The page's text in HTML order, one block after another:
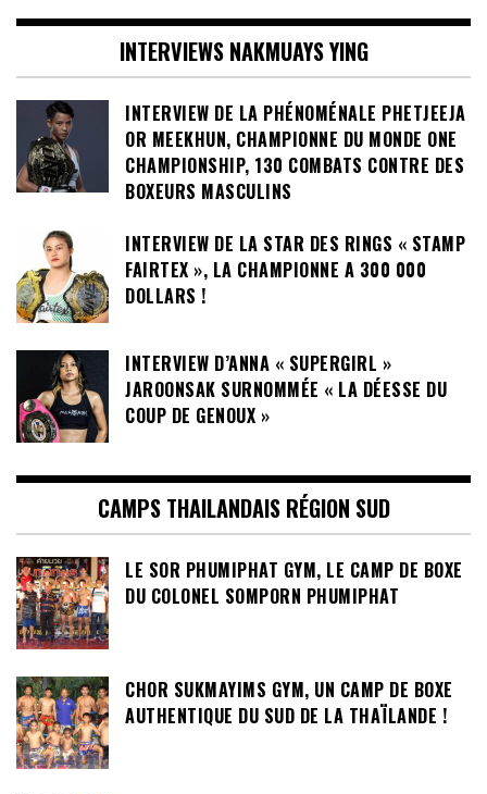
INTERVIEWS NAKMUAYS YING
INTERVIEW DE LA PHÉNOMÉNALE PHETJEEJA
OR MEEKHUN, CHAMPIONNE DU MONDE ONE
CHAMPIONSHIP, 130 COMBATS CONTRE DES
BOXEURS MASCULINS
INTERVIEW DE LA STAR DES RINGS « STAMP
FAIRTEX », LA CHAMPIONNE A 300 000
DOLLARS !
INTERVIEW D’ANNA « SUPERGIRL »
JAROONSAK SURNOMMÉE « LA DÉESSE DU
COUP DE GENOUX »
CAMPS THAILANDAIS RÉGION SUD
LE SOR PHUMIPHAT GYM, LE CAMP DE BOXE
DU COLONEL SOMPORN PHUMIPHAT
CHOR SUKMAYIMS GYM, UN CAMP DE BOXE
AUTHENTIQUE DU SUD DE LA THAÏLANDE !